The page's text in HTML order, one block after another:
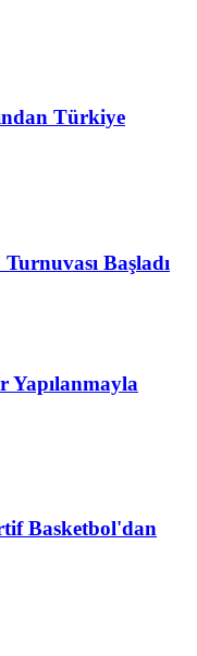
Türkiye
Başladı
Yapılanmayla
Basketbol'dan